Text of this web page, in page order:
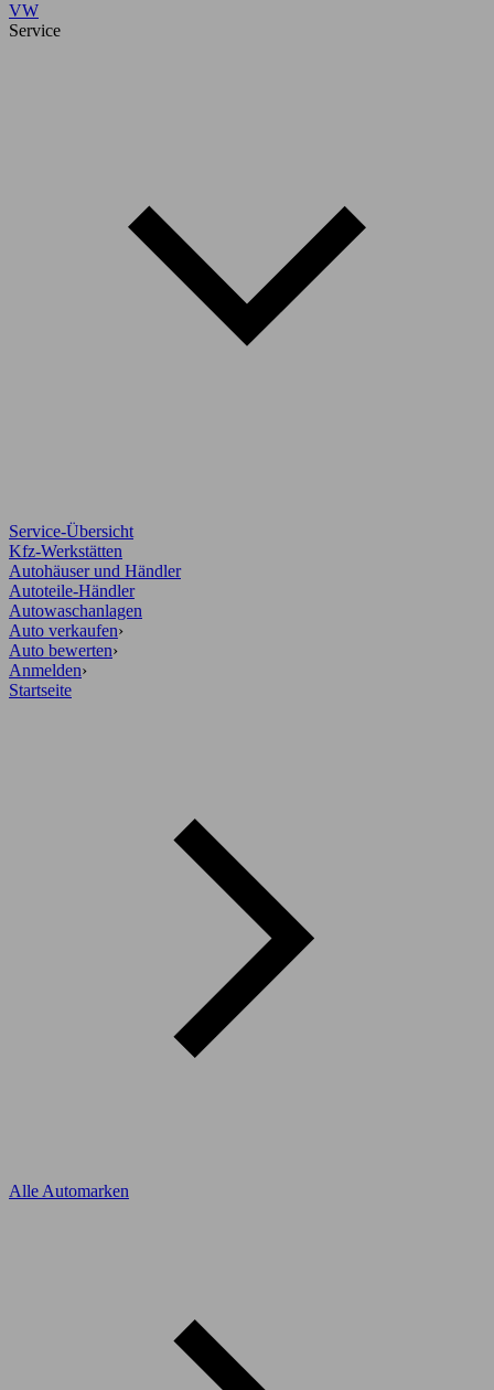
VW
Service
Service-Übersicht
Kfz-Werkstätten
Autohäuser und Händler
Autoteile-Händler
Autowaschanlagen
Auto verkaufen›
Auto bewerten›
Anmelden›
Startseite
Alle Automarken